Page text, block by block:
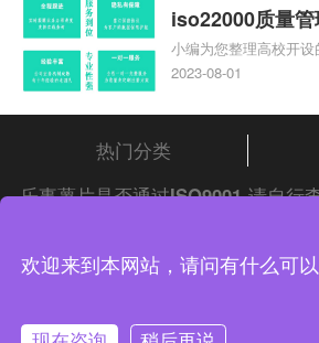
标准是什么相关iso体
查看下方正文！
iso22000质量
向，质量管理与
小编为您整理高校开
就业前景及就业方向如
和cma未来就业方向
哪些就业方向相关iso
可查看下方正文！
2023-08-01
热门分类
乐事薯片是否通过ISO9001 请自行
中证集团体系认证 版权所有
渝公网安备 50010502003954号
欢迎来到本网站，请问有什么可